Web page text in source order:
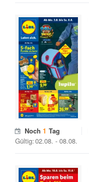
Noch 1 Tag
Gültig:02.08. - 08.08.